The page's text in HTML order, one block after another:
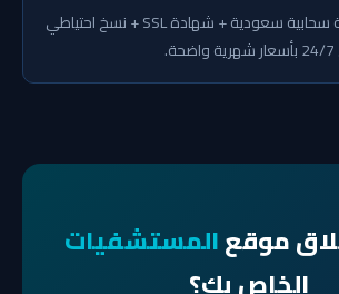
نعم، نوفر استضافة سحابية سعودية + شهادة SSL + نسخ احتياطي
موقعالمستشفيات
الخاص بك؟